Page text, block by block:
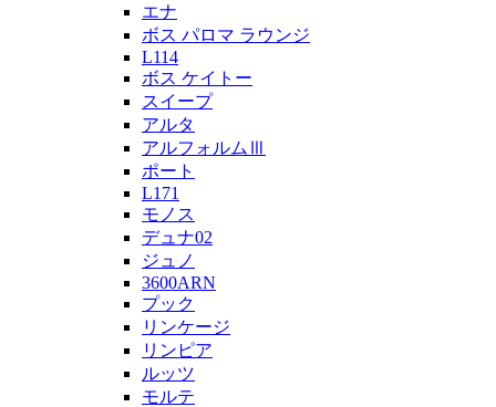
エナ
ボス パロマ ラウンジ
L114
ボス ケイトー
スイープ
アルタ
アルフォルムⅢ
ポート
L171
モノス
デュナ02
ジュノ
3600ARN
プック
リンケージ
リンピア
ルッツ
モルテ